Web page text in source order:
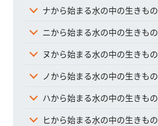
ナから始まる水の中の生きもの
ニから始まる水の中の生きもの
ヌから始まる水の中の生きもの
ノから始まる水の中の生きもの
ハから始まる水の中の生きもの
ヒから始まる水の中の生きもの